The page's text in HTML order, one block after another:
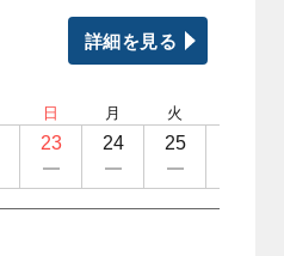
詳細を見る
日
23
月
24
火
25